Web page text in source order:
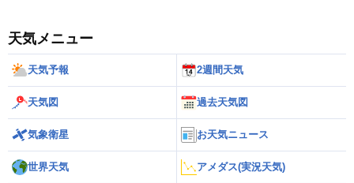
天気メニュー
天気予報 2週間天気
天気図 過去天気図
気象衛星 お天気ニュース
世界天気 アメダス(実況天気)